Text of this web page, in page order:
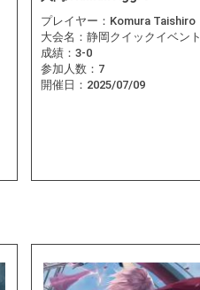
プレイヤー： Komura Taishiro
大会名： 静岡クイックイベント
成績： 3-0
参加人数： 7
開催日： 2025/07/09